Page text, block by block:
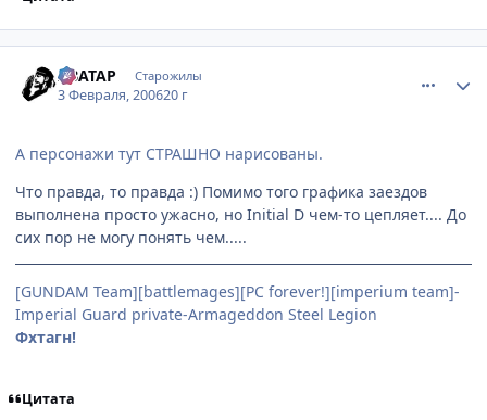
ABATAP Старожилы
3 Февраля, 200620 г
А персонажи тут СТРАШНО нарисованы.
Что правда, то правда :) Помимо того графика заездов
выполнена просто ужасно, но Initial D чем-то цепляет.... До
сих пор не могу понять чем.....
[GUNDAM Team][battlemages][PC forever!][imperium team]-
Imperial Guard private-Armageddon Steel Legion
Фхтагн!
Цитата